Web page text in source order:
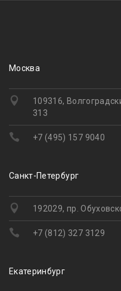
Москва
109316,
313
+7 (495) 157 9040
Санкт-Петербург
192029, пр.
+7 (812) 327 3129
Екатеринбург